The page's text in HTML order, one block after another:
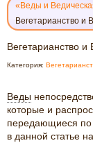
«Веды и
Вегетарианство и
И
Вегетарианство и
Категория:
Веды
которые и
передающиеся по
в данной статье